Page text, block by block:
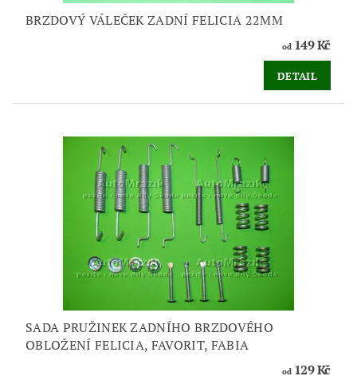
BRZDOVÝ VÁLEČEK ZADNÍ FELICIA 22MM
od149 Kč
DETAIL
SADA PRUŽINEK ZADNÍHO BRZDOVÉHO
OBLOŽENÍ FELICIA, FAVORIT, FABIA
od129 Kč